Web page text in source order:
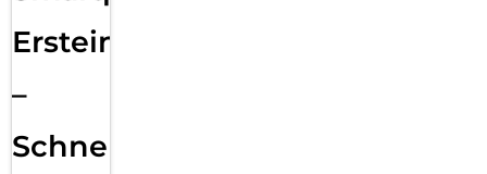
Ersteinrichtung
–
Schnelle